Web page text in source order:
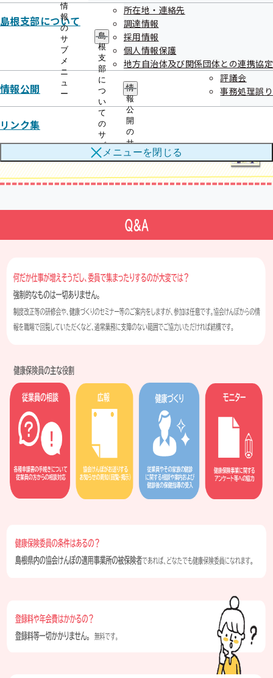
情
報
の
サ
ブ
メ
ニ
ュ
ー
島根支部について
島
根
支
部
に
つ
い
て
の
サ
ブ
メ
ニ
ュ
所在地・連絡先
調達情報
採用情報
個人情報保護
地方自治体及び関係団体との連携協定
情報公開
情
報
公
開
の
サ
ブ
メ
ニ
ュ
評議会
事務処理誤り
リンク集
メニューを閉じる